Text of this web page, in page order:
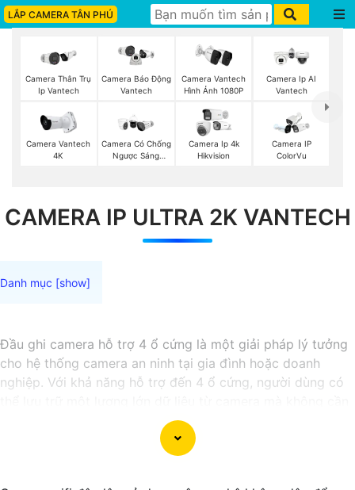
LẮP CAMERA TÂN PHÚ
Camera Thân Trụ
Ip Vantech
Camera Báo Động
Vantech
Camera Vantech
Hình Ảnh 1080P
Camera Ip AI
Vantech
Camera Vantech
4K
Camera Có Chống
Ngược Sáng
Camera Ip 4k
Hikvision
Camera IP
ColorVu
CAMERA IP ULTRA 2K VANTECH
Đầu ghi camera hỗ trợ 4 ổ cứng là một giải pháp lý tưởng
cho hệ thống camera an ninh tại gia đình hoặc doanh
nghiệp. Với khả năng hỗ trợ đến 4 ổ cứng, người dùng có
lo lắng về không gian lưu trữ.
Đầu ghi này cung cấp các tính năng hiệu quả như ghi hình
độ nét cao, chức năng xem lại dễ dàng, và khả năng truy